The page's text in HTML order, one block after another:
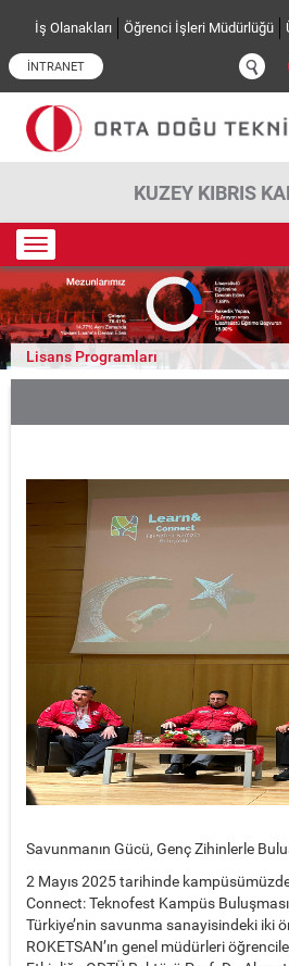
İş Olanakları Öğrenci İşleri Müdürlüğü
İNTRANET
KUZEY KIBRIS
Toggle
navigation
Lisans Programları
Savunmanın Gücü, Genç Zihinlerle
2 Mayıs 2025 tarihinde
Connect: Teknofest Kampüs
Türkiye’nin savunma sanayisindeki iki
ROKETSAN’ın genel müdürleri